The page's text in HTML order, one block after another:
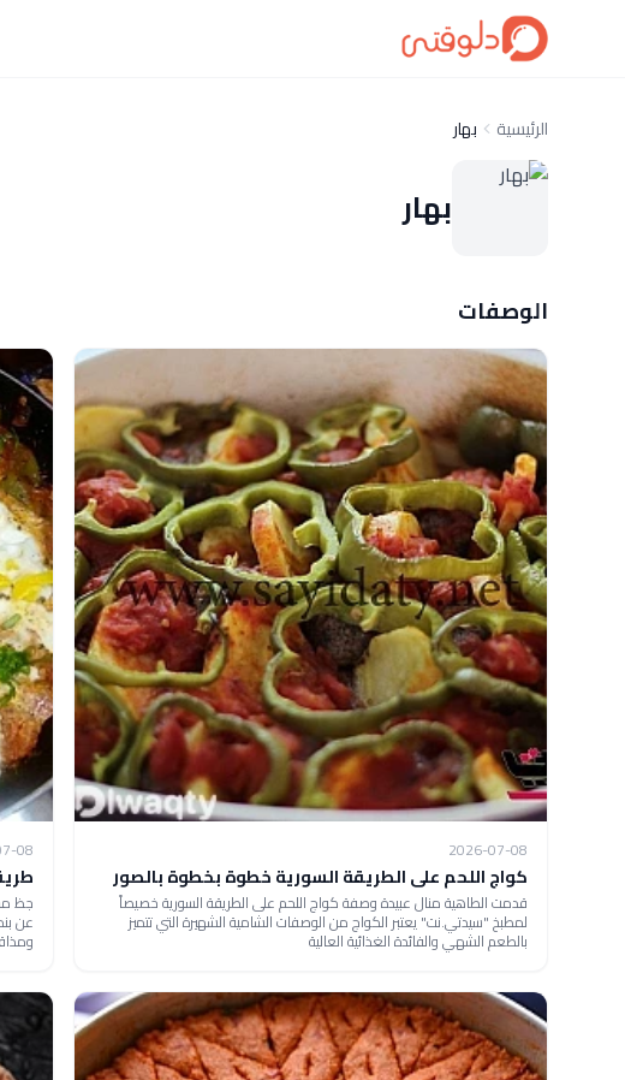
الرئيسية بهار
بهار
الوصفات
2026-07-08
كواج اللحم على الطريقة السورية خطوة بخطوة بالصور
قدمت الطاهية منال عبيدة وصفة كواج اللحم على الطريقة السورية خصيصاً
لمطبخ "سيدتي.نت" يعتبر الكواج من الوصفات الشامية الشهيرة التي تتميز
بالطعم الشهي والفائدة الغذائية العالية
08
جظ
عن